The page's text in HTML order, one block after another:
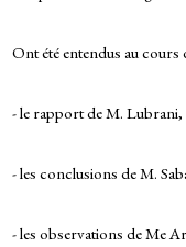
Ont été entendus au cours
- le rapport de M. Lubrani,
- les conclusions de M.
- les observations de Me